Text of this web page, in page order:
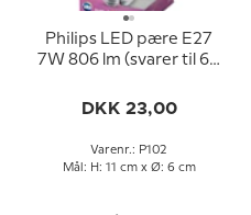
Philips LED pære E27
7W 806 lm (svarer til 60
2700k (15000 timer)
DKK 23,00
Varenr.: P102
Mål: H: 11 cm x Ø: 6 cm